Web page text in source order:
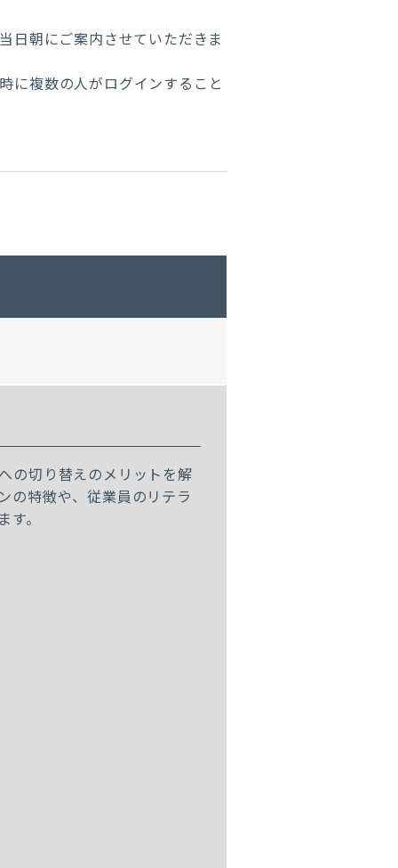
日朝にご案内させていただきま
に複数の人がログインすること
の切り替えのメリットを解
の特徴や、従業員のリテラ
。